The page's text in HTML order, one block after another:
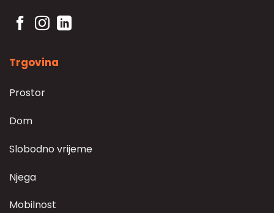
Trgovina
Prostor
Dom
Slobodno vrijeme
Njega
Mobilnost